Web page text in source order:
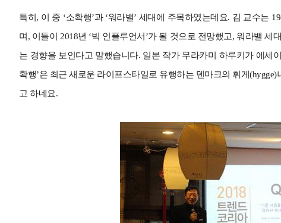
특히, 이 중 ‘소확행’과 ‘워라밸’ 세대에 주목하였는데요. 김 교수는
며, 이들이 2018년 ‘빅 인플루언서’가 될 것으로 전망했고, 워라밸
는 경향을 보인다고 말했습니다. 일본 작가 무라카미 하루키가 에세
확행’은 최근 새로운 라이프스타일로 유행하는 덴마크의 휘게
고 하네요.